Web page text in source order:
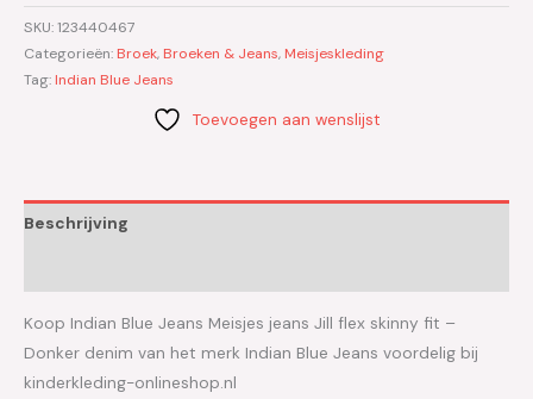
SKU:123440467
Categorieën: Broek, Broeken & Jeans, Meisjeskleding
Tag: Indian Blue Jeans
Toevoegen aan wenslijst
Beschrijving
Koop Indian Blue Jeans Meisjes jeans Jill flex skinny fit –
Donker denim van het merk Indian Blue Jeans voordelig bij
kinderkleding-onlineshop.nl